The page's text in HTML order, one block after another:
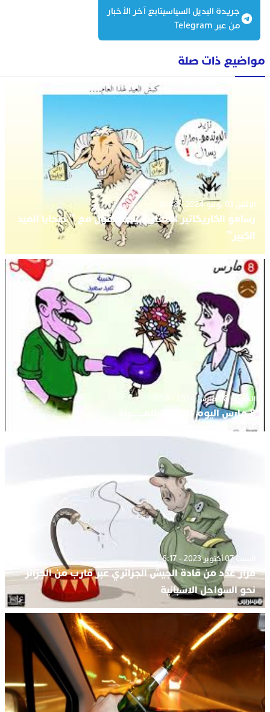
جريدة البديل السياسيتابع آخر الأخبار
من عبر Telegram
مواضيع ذات صلة
الإثنين 03 يونيو 2024 - 12:48
رسامو الكاريكاتير المغاربة يتعاطفون مع ” ضحايا العيد
الكبير”
الجمعة 08 مارس 2024 - 2:59
8 مارس اليوم العالمي للمـــــــرأة
السبت 07 أكتوبر 2023 - 6:17
فرار عدد من قادة الجيش الجزائري عبر قارب من الجزائر
نحو السواحل الاسبانية